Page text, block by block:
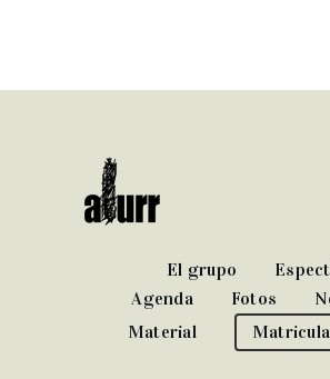
El grupo
Agenda
Fotos
Material